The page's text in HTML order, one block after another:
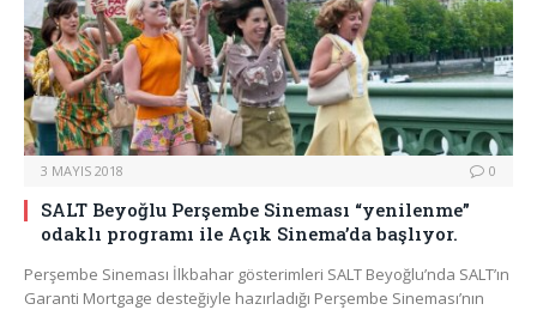
3 MAYIS 2018 0
SALT Beyoğlu Perşembe Sineması “yenilenme”
odaklı programı ile Açık Sinema’da başlıyor.
Perşembe Sineması İlkbahar gösterimleri SALT Beyoğlu’nda SALT’ın
Garanti Mortgage desteğiyle hazırladığı Perşembe Sineması’nın